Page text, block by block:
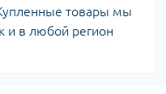
товары мы
и в любой регион